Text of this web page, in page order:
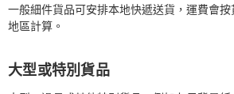
一般細件貨品可安排本地快遞送貨，運費會
地區計算。
大型或特別貨品